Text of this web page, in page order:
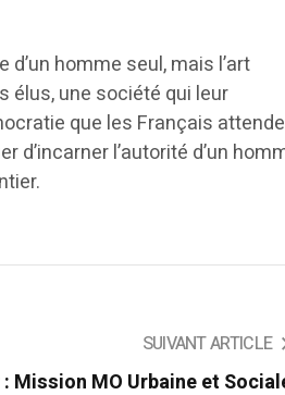
homme seul, mais l’art
élus, une société qui leur
que les Français
d’incarner l’autorité d’un
SUIVANT ARTICLE
Mission MO Urbaine et